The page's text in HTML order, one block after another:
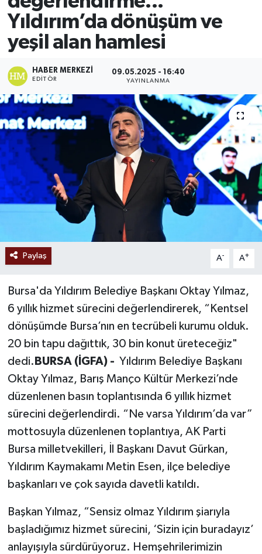
Yıldırım’da dönüşüm ve
yeşil alan hamlesi
HABER MERKEZI
EDITÖR
09.05.2025 - 16:40
YAYINLANMA
Paylaş A- A+
Bursa'da Yıldırım Belediye Başkanı Oktay Yılmaz,
6 yıllık hizmet sürecini değerlendirerek, “Kentsel
dönüşümde Bursa’nın en tecrübeli kurumu olduk.
20 bin tapu dağıttık, 30 bin konut üreteceğiz"
dedi. BURSA (İGFA) - Yıldırım Belediye Başkanı
Oktay Yılmaz, Barış Manço Kültür Merkezi’nde
düzenlenen basın toplantısında 6 yıllık hizmet
sürecini değerlendirdi. “Ne varsa Yıldırım’da var”
mottosuyla düzenlenen toplantıya, AK Parti
Bursa milletvekilleri, İl Başkanı Davut Gürkan,
Yıldırım Kaymakamı Metin Esen, ilçe belediye
başkanları ve çok sayıda davetli katıldı.
Başkan Yılmaz, “Sensiz olmaz Yıldırım şiarıyla
başladığımız hizmet sürecini, ‘Sizin için buradayız’
anlayışıyla sürdürüyoruz. Hemşehrilerimizin
Ekonomi
Sağlık
Tokat Haber